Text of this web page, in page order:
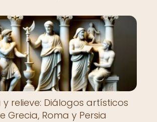
y relieve: Diálogos artísticos
Grecia, Roma y Persia